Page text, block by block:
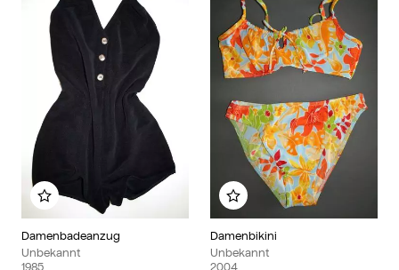
Damenbadeanzug
Unbekannt
1985
Zu meinem Album hinzufügen
Damenbikini
Unbekannt
2004
Zu meinem Album